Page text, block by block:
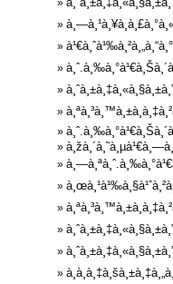
»
»
»
»
»
»
»
»
»
»
»
»
»
»